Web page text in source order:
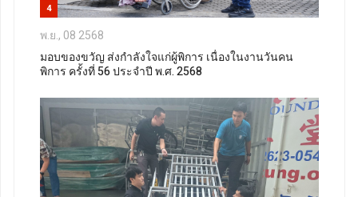
4
พ.ย., 08 2568
มอบของขวัญ ส่งกำลังใจแก่ผู้พิการ เนื่องในงานวันคน
พิการ ครั้งที่ 56 ประจำปี พ.ศ. 2568